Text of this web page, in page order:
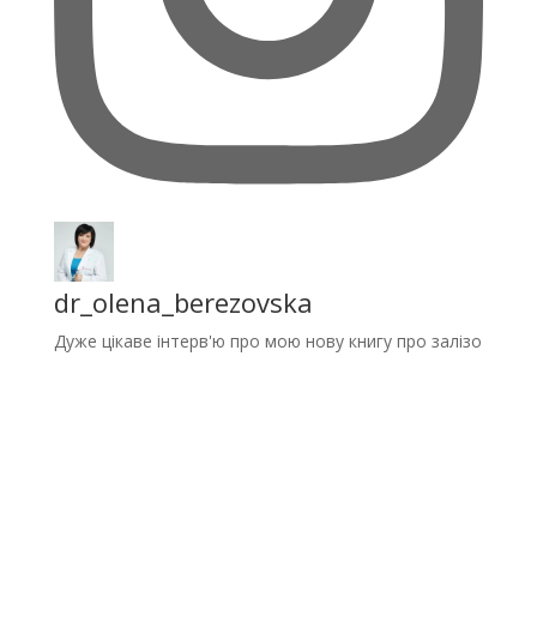
dr_olena_berezovska
Дуже цікаве інтерв'ю про мою нову книгу про залізо